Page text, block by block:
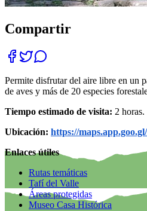
Compartir
Permite disfrutar del aire libre en un
de aves y más de 20 especies
Tiempo estimado de visita: 2 horas.
Ubicación: https://
Enlaces útiles
Rutas temáticas
Tafí del Valle
Áreas protegidas
Museo Casa Histórica